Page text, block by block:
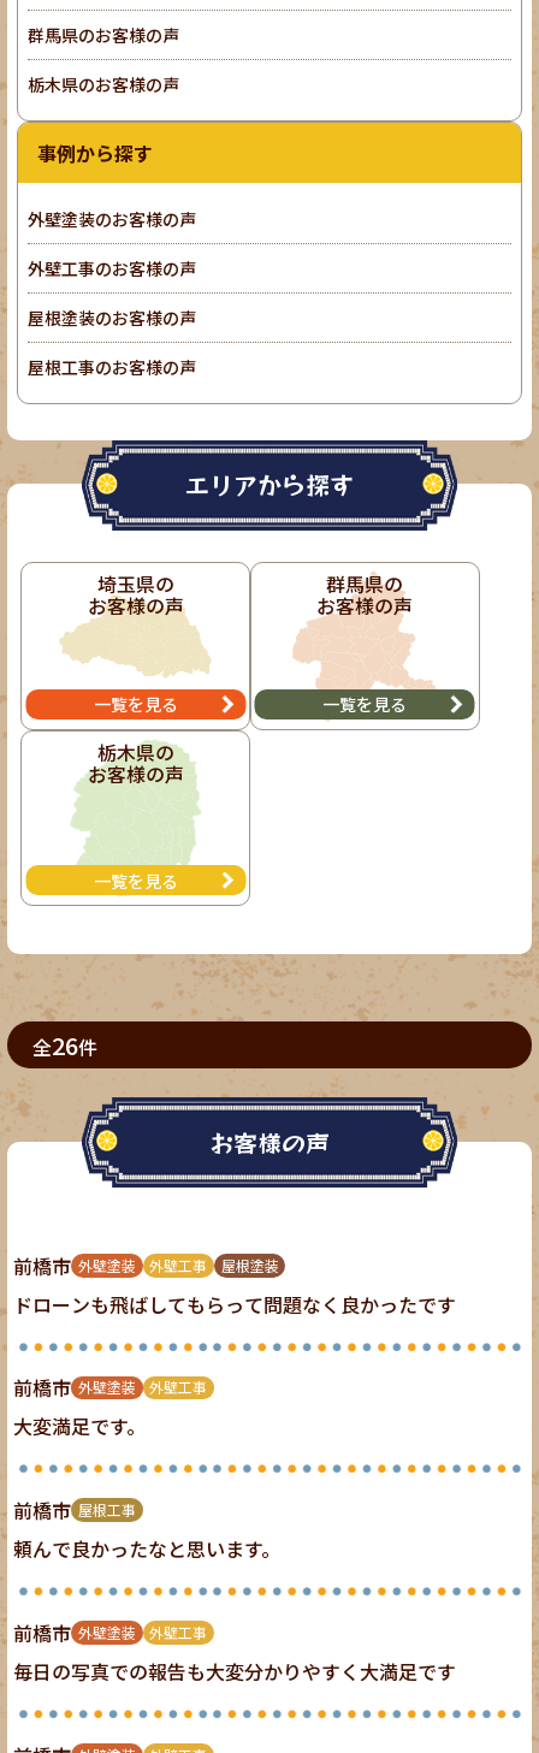
エリアから探す
埼玉県の
お客様の声
一覧を見る
群馬県の
お客様の声
一覧を見る
栃木県の
お客様の声
一覧を見る
全26件
お客様の声
前橋市 外壁塗装 外壁工事 屋根塗装
ドローンも飛ばしてもらって問題なく良かったです
前橋市 外壁塗装 外壁工事
大変満足です。
前橋市 屋根工事
頼んで良かったなと思います。
前橋市 外壁塗装 外壁工事
毎日の写真での報告も大変分かりやすく大満足です
群馬県のお客様の声
栃木県のお客様の声
事例から探す
外壁塗装のお客様の声
外壁工事のお客様の声
屋根塗装のお客様の声
屋根工事のお客様の声